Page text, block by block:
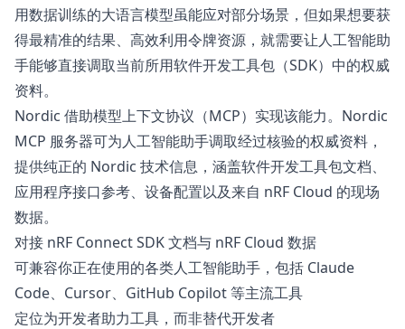
用数据训练的大语言模型虽能应对部分场景，但如果想要获
得最精准的结果、高效利用令牌资源，就需要让人工智能助
手能够直接调取当前所用软件开发工具包（SDK）中的权威
资料。
Nordic 借助模型上下文协议（MCP）实现该能力。Nordic
MCP 服务器可为人工智能助手调取经过核验的权威资料，
提供纯正的 Nordic 技术信息，涵盖软件开发工具包文档、
应用程序接口参考、设备配置以及来自 nRF Cloud 的现场
数据。
对接 nRF Connect SDK 文档与 nRF Cloud 数据
可兼容你正在使用的各类人工智能助手，包括 Claude
Code、Cursor、GitHub Copilot 等主流工具
定位为开发者助力工具，而非替代开发者